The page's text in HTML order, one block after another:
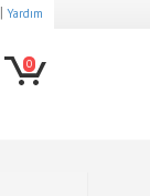
| Yardım
0